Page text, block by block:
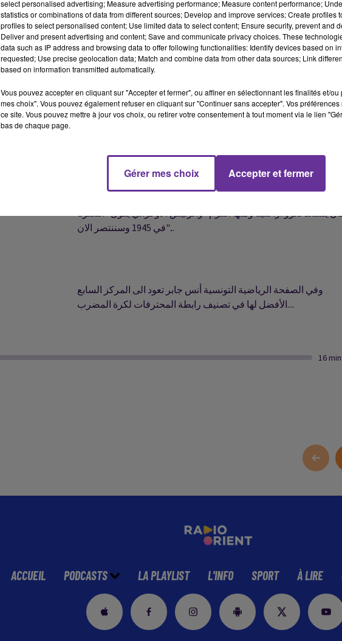
المتورطين في الاغتيالات السياسية وفي قضايا الفساد خلال العشرية
الماضية...
مجلس الوزراء الجزائري يوافق على الانطلاق في المرحلة الأولى من
يستعد لغزو أراضينا ومنها القرم" والرئيس الاوكراني يقول "انتصرنا
في 1945 وسننتصر الان"...
وفي الصفحة الرياضية التونسية أنس جابر تعود الى المركز السابع
الأفضل لها في تصنيف رابطة المحترفات لكرة المضرب....
16
ACCUEIL PODCASTS LA PLAYLIST L'INFO SPORT À LIRE
select personalised advertising; Measure advertising performance; Measure content performance;
statistics or combinations of data from different sources; Develop and improve services; Create profiles
profiles to select personalised content; Use limited data to select content; Ensure security, prevent and
Deliver and present advertising and content; Save and communicate privacy choices. These
data such as IP address and browsing data to offer following functionalities: Identify devices based on
requested; Use precise geolocation data; Match and combine data from other data sources; Link
based on information transmitted automatically.
Vous pouvez accepter en cliquant sur "Accepter et fermer", ou affiner en sélectionnant les finalités et/
mes choix". Vous pouvez également refuser en cliquant sur "Continuer sans accepter". Vos
ce site. Vous pouvez mettre à jour vos choix, ou retirer votre consentement à tout moment via le lien
bas de chaque page.
Gérer mes choix Accepter et fermer